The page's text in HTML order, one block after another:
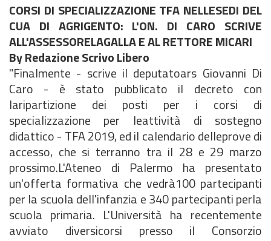
CORSI DI SPECIALIZZAZIONE TFA NELLESEDI DEL
CUA DI AGRIGENTO: L'ON. DI CARO SCRIVE
ALL'ASSESSORELAGALLA E AL RETTORE MICARI
By Redazione Scrivo Libero
"Finalmente - scrive il deputatoars Giovanni Di
Caro - è stato pubblicato il decreto con
laripartizione dei posti per i corsi di
specializzazione per leattività di sostegno
didattico - TFA 2019, ed il calendario delleprove di
accesso, che si terranno tra il 28 e 29 marzo
prossimo.L'Ateneo di Palermo ha presentato
un'offerta formativa che vedrà100 partecipanti
per la scuola dell'infanzia e 340 partecipanti perla
scuola primaria. L'Università ha recentemente
avviato diversicorsi presso il Consorzio